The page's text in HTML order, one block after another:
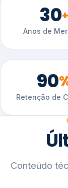
30+
Anos de
90
Retenção de
Conteúdo